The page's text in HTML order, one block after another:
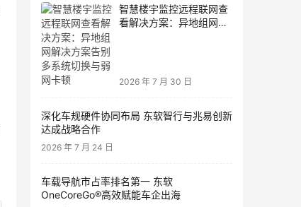
智慧楼宇监控远程联网查
看解决方案：异地组网解
2026 年 7 月 30 日
深化车规硬件协同布局 东软智行与兆易创新
达成战略合作
2026 年 7 月 24 日
车载导航市占率排名第一 东软
OneCoreGo®高效赋能车企出海